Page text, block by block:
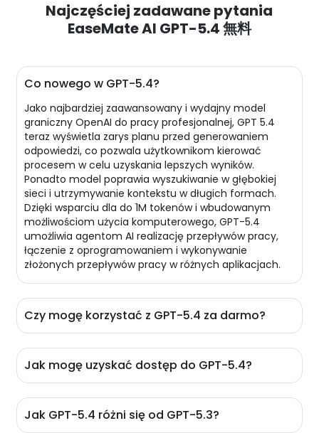
Najczęściej zadawane pytania
EaseMate AI GPT-5.4 無料
Co nowego w GPT-5.4?
Jako najbardziej zaawansowany i wydajny model
graniczny OpenAI do pracy profesjonalnej, GPT 5.4
teraz wyświetla zarys planu przed generowaniem
odpowiedzi, co pozwala użytkownikom kierować
procesem w celu uzyskania lepszych wyników.
Ponadto model poprawia wyszukiwanie w głębokiej
sieci i utrzymywanie kontekstu w długich formach.
Dzięki wsparciu dla do 1M tokenów i wbudowanym
możliwościom użycia komputerowego, GPT-5.4
umożliwia agentom AI realizację przepływów pracy,
łączenie z oprogramowaniem i wykonywanie
złożonych przepływów pracy w różnych aplikacjach.
Czy mogę korzystać z GPT-5.4 za darmo?
bezpośrednio w ChatGPT za darmo. Ci, którzy nie
mają planu premium, mogą skorzystać z platform
zewnętrznych zintegrowanych z bezpiecznymi
interfejsami API, takich jak EaseMate AI. Na EaseMate
AI możesz rozmawiać z GPT-5.4 obok innych
Jak mogę uzyskać dostęp do GPT-5.4?
Jednakże, użycie wiadomości jest ograniczone w
Jak GPT-5.4 różni się od GPT-5.3?